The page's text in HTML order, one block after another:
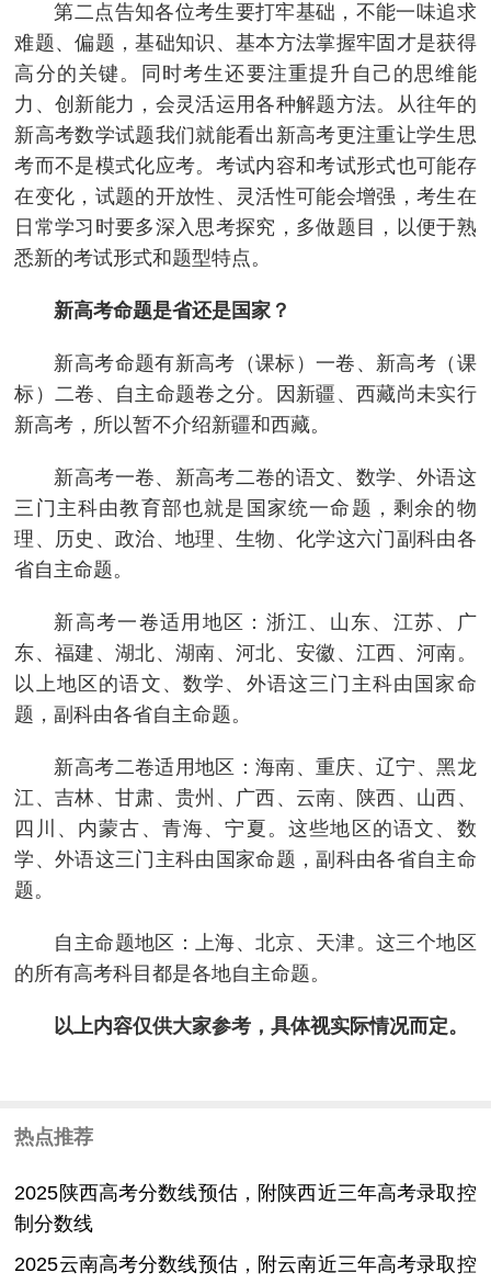
第二点告知各位考生要打牢基础，不能一味追求
难题、偏题，基础知识、基本方法掌握牢固才是获得
高分的关键。同时考生还要注重提升自己的思维能
力、创新能力，会灵活运用各种解题方法。从往年的
新高考数学试题我们就能看出新高考更注重让学生思
考而不是模式化应考。考试内容和考试形式也可能存
在变化，试题的开放性、灵活性可能会增强，考生在
日常学习时要多深入思考探究，多做题目，以便于熟
悉新的考试形式和题型特点。
新高考命题是省还是国家？
新高考命题有新高考（课标）一卷、新高考（课
标）二卷、自主命题卷之分。因新疆、西藏尚未实行
新高考，所以暂不介绍新疆和西藏。
新高考一卷、新高考二卷的语文、数学、外语这
三门主科由教育部也就是国家统一命题，剩余的物
理、历史、政治、地理、生物、化学这六门副科由各
省自主命题。
新高考一卷适用地区：浙江、山东、江苏、广
东、福建、湖北、湖南、河北、安徽、江西、河南。
以上地区的语文、数学、外语这三门主科由国家命
题，副科由各省自主命题。
新高考二卷适用地区：海南、重庆、辽宁、黑龙
江、吉林、甘肃、贵州、广西、云南、陕西、山西、
四川、内蒙古、青海、宁夏。这些地区的语文、数
学、外语这三门主科由国家命题，副科由各省自主命
题。
自主命题地区：上海、北京、天津。这三个地区
的所有高考科目都是各地自主命题。
以上内容仅供大家参考，具体视实际情况而定。
热点推荐
2025陕西高考分数线预估，附陕西近三年高考录取控
制分数线
2025云南高考分数线预估，附云南近三年高考录取控